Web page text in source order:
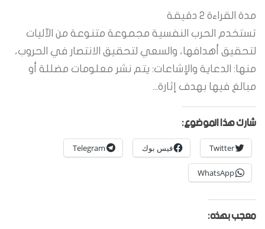
مدة القراءة 2 دقيقة
تستخدم الحرب النفسية مجموعة متنوعة من الآليات
لتحقيق أهدافها، والسعي لتحقيق الانتصار في الحروب،
منها: الدعاية والإشاعات: يتم نشر معلومات مضللة أو
مبالغ فيها بهدف إثارة...
شارك هذا الموضوع:
Twitter فيس بوك Telegram
WhatsApp
معجب بهذه: